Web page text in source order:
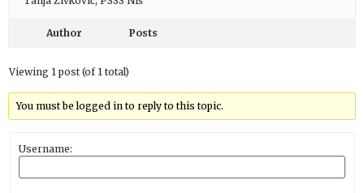
Author Posts
Viewing 1 post (of 1 total)
You must be logged in to reply to this topic.
Username: